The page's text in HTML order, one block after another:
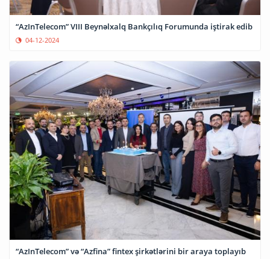
“AzInTelecom” VIII Beynəlxalq Bankçılıq Forumunda iştirak edib
04-12-2024
“AzInTelecom” və “Azfina” fintex şirkətlərini bir araya toplayıb